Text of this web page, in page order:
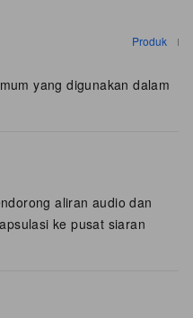
Produk
yang digunakan dalam
aliran audio dan
ke pusat siaran